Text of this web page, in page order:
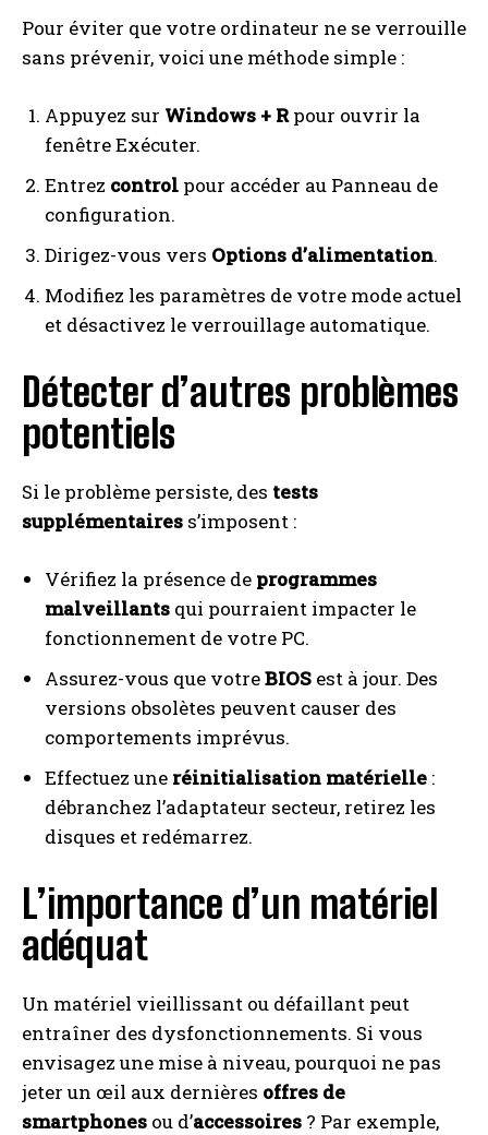
Pour éviter que votre ordinateur ne se verrouille
sans prévenir, voici une méthode simple :
Appuyez sur Windows + Rpour ouvrir la
fenêtre Exécuter.
Entrez control pour accéder au Panneau de
configuration.
Dirigez-vous vers Options d’alimentation.
Modifiez les paramètres de votre mode actuel
et désactivez le verrouillage automatique.
Détecter d’autres problèmes
potentiels
Si le problème persiste, des tests
supplémentaires s’imposent :
Vérifiez la présence de programmes
malveillants qui pourraient impacter le
fonctionnement de votre PC.
Assurez-vous que votreBIOS est à jour. Des
versions obsolètes peuvent causer des
comportements imprévus.
Effectuez une réinitialisation matérielle :
débranchez l’adaptateur secteur, retirez les
disques et redémarrez.
L’importance d’un matériel
adéquat
Un matériel vieillissant ou défaillant peut
entraîner des dysfonctionnements. Si vous
envisagez une mise à niveau, pourquoi ne pas
jeter un œil aux dernières offres de
smartphones ou d’accessoires ? Par exemple,